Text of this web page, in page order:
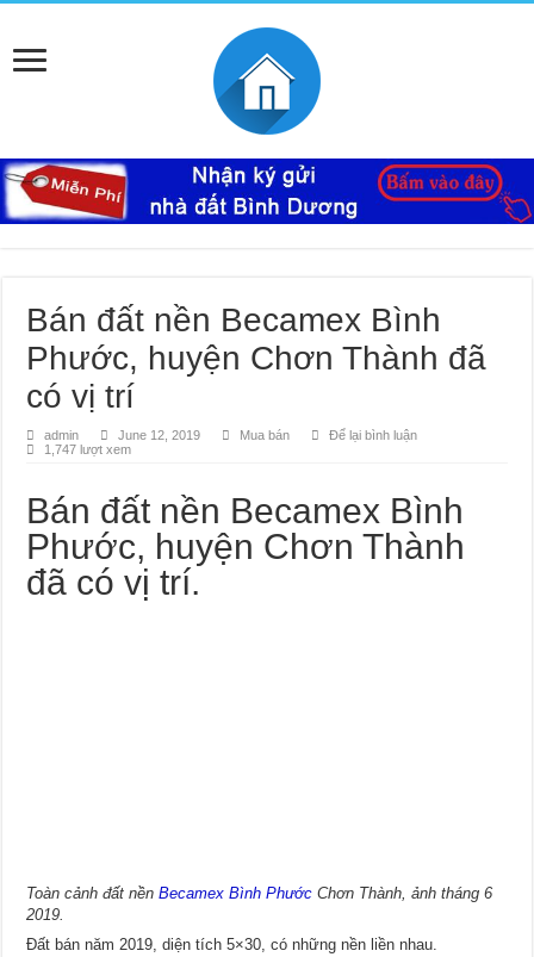
Bán đất nền Becamex Bình
Phước, huyện Chơn Thành đã
có vị trí
admin June 12, 2019 Mua bán
Để lại bình luận
1,747 lượt xem
Bán đất nền Becamex Bình
Phước, huyện Chơn Thành
đã có vị trí.
Toàn cảnh đất nềnBecamex Bình Phước Chơn Thành, ảnh tháng 6
2019.
Đất bán năm 2019, diện tích 5×30, có những nền liền nhau.